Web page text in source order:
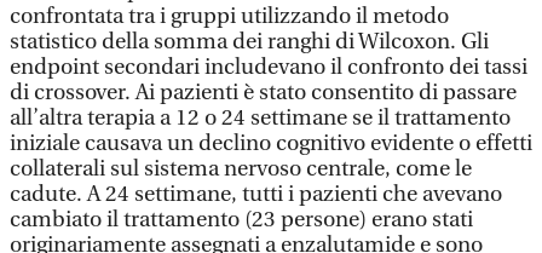
confrontata tra i gruppi utilizzando il metodo
statistico della somma dei ranghi di Wilcoxon. Gli
endpoint secondari includevano il confronto dei tassi
di crossover. Ai pazienti è stato consentito di passare
all’altra terapia a 12 o 24 settimane se il trattamento
iniziale causava un declino cognitivo evidente o effetti
collaterali sul sistema nervoso centrale, come le
cadute. A 24 settimane, tutti i pazienti che avevano
cambiato il trattamento (23 persone) erano stati
originariamente assegnati a enzalutamide e sono